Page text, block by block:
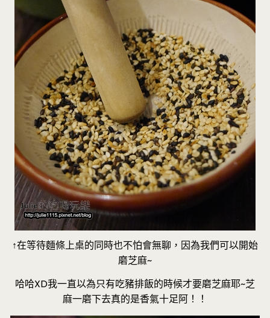
↑在等待麵條上桌的同時也不怕會無聊，因為我們可以開始
磨芝麻~
哈哈XD我一直以為只有吃豬排飯的時候才要磨芝麻耶~芝
麻一磨下去真的是香氣十足阿！！